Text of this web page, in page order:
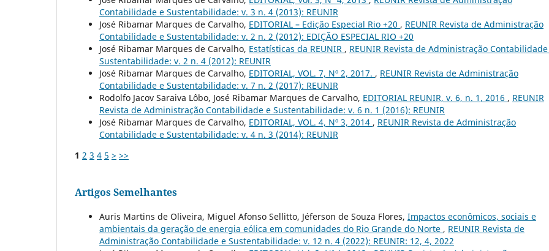
Contabilidade e Sustentabilidade: v. 3 n. 4 (2013): REUNIR
José Ribamar Marques de Carvalho, EDITORIAL – Edição Especial Rio +20 , REUNIR Revista de Administração
Contabilidade e Sustentabilidade: v. 2 n. 2 (2012): EDIÇÃO ESPECIAL RIO +20
José Ribamar Marques de Carvalho, Estatísticas da REUNIR , REUNIR Revista de Administração
Sustentabilidade: v. 2 n. 4 (2012): REUNIR
José Ribamar Marques de Carvalho, EDITORIAL, VOL. 7, Nº 2, 2017. , REUNIR Revista de Administração
Contabilidade e Sustentabilidade: v. 7 n. 2 (2017): REUNIR
Rodolfo Jacov Saraiva Lôbo, José Ribamar Marques de Carvalho, EDITORIAL REUNIR, v. 6, n. 1, 2016 , REUNIR
Revista de Administração Contabilidade e Sustentabilidade: v. 6 n. 1 (2016): REUNIR
José Ribamar Marques de Carvalho, EDITORIAL, VOL. 4, Nº 3, 2014 , REUNIR Revista de Administração
Contabilidade e Sustentabilidade: v. 4 n. 3 (2014): REUNIR
1 2 3 4 5 > >>
Artigos Semelhantes
Auris Martins de Oliveira, Miguel Afonso Sellitto, Jéferson de Souza Flores, Impactos econômicos, sociais e
ambientais da geração de energia eólica em comunidades do Rio Grande do Norte , REUNIR Revista de
Administração Contabilidade e Sustentabilidade: v. 12 n. 4 (2022): REUNIR: 12, 4, 2022